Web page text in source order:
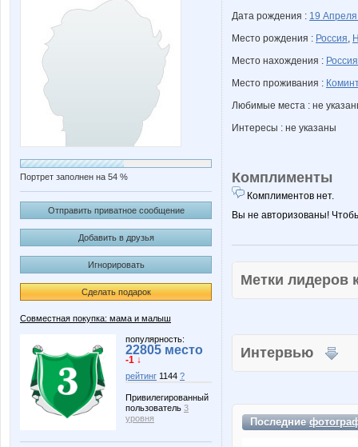
Портрет заполнен на 54 %
Отправить приватное сообщение
Добавить в друзья
Игнорировать
Сделать подарок
Совместная покупка: мама и малыш
популярность:
22805 место
-1 ↓
рейтинг 1144 ?
Привилегированный
пользователь 3
уровня
Дата рождения : 19
Место рождения : Россия,
Место нахождения : Россия
Место проживания :
Любимые места : не
Интересы : не указаны
Комплименты
Комплиментов нет.
Вы не авторизованы!
Метки
Интервью
Последние